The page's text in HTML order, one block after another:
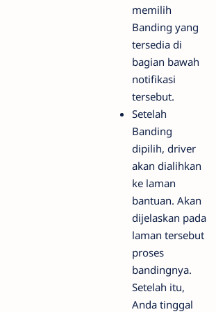
memilih
Banding yang
tersedia di
bagian bawah
notifikasi
tersebut.
Setelah
Banding
dipilih, driver
akan dialihkan
ke laman
bantuan. Akan
dijelaskan pada
laman tersebut
proses
bandingnya.
Setelah itu,
Anda tinggal